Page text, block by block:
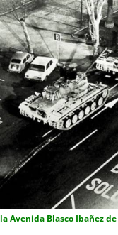
Avenida Blasco Ibañez de